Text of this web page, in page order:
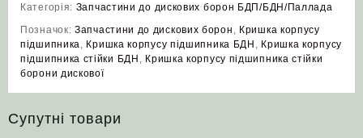
Категорія: Запчастини до дискових борон БДП/БДН/Паллада
Позначок: Запчастини до дискових борон , Кришка корпусу
підшипника, Кришка корпусу підшипника БДН , Кришка корпусу
підшипника стійки БДН , Кришка корпусу підшипника стійки
борони дискової
Супутні товари